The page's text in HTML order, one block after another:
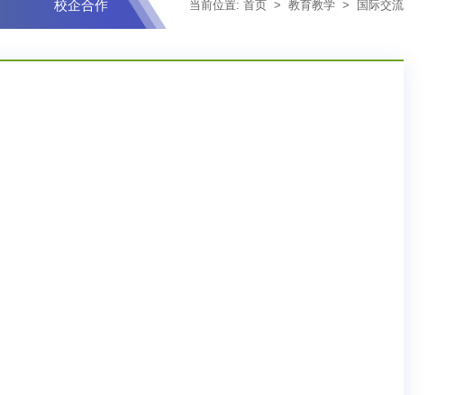
校企合作 当前位置: 首页> 教育教学> 国际交流